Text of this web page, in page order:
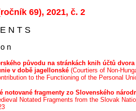
69), 2021, č. 2
N T S
n
původu na stránkách knih účtů
v době jagellonské (Courtiers of Non-
to the Functioning of the Personal
notované fragmenty zo Slovenského
Notated Fragments from the Slovak